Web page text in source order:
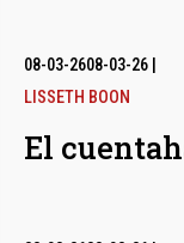
08-03-2608-03-26
LISSETH BOON
El